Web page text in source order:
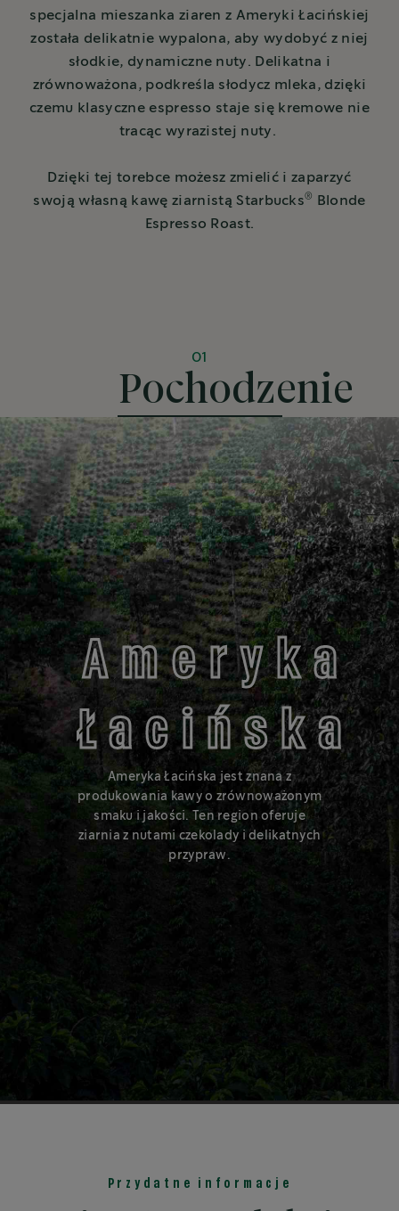
specjalna mieszanka ziaren z Ameryki Łacińskiej
została delikatnie wypalona, aby wydobyć z niej
słodkie, dynamiczne nuty. Delikatna i
zrównoważona, podkreśla słodycz mleka, dzięki
czemu klasyczne espresso staje się kremowe nie
tracąc wyrazistej nuty.
Dzięki tej torebce możesz zmielić i zaparzyć
swoją własną kawę ziarnistą Starbucks®
Blonde
Espresso Roast.
01
Pochodzenie
Ameryka
Łacińska
Ameryka Łacińska jest znana z
produkowania kawy o zrównoważonym
smaku i jakości. Ten region oferuje
ziarnia z nutami czekolady i delikatnych
przypraw.
Bogaty smak i nuty karmelu
BLONDE
®Blonde Roast to kawa delikatnie palona, która jest
mniej esencjonalna i ma delikatniejszy smak.
Dowiedz się więcej
Przydatne informacje